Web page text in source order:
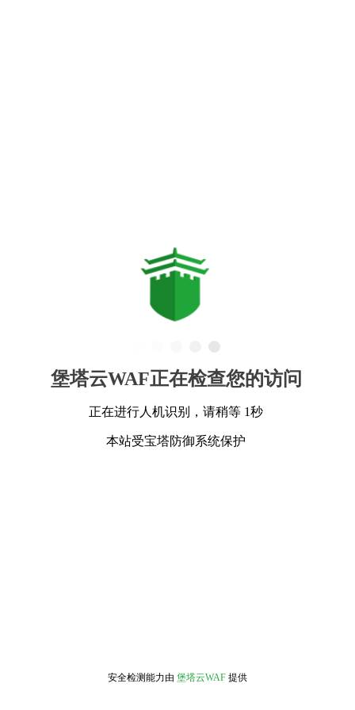
堡塔云WAF正在检查您的访问
正在进行人机识别，请稍等 1秒
本站受宝塔防御系统保护
安全检测能力由 堡塔云WAF 提供